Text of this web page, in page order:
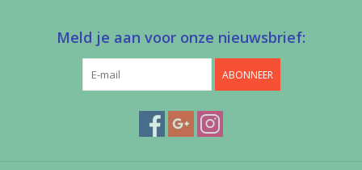
Meld je aan voor onze nieuwsbrief:
ABONNEER